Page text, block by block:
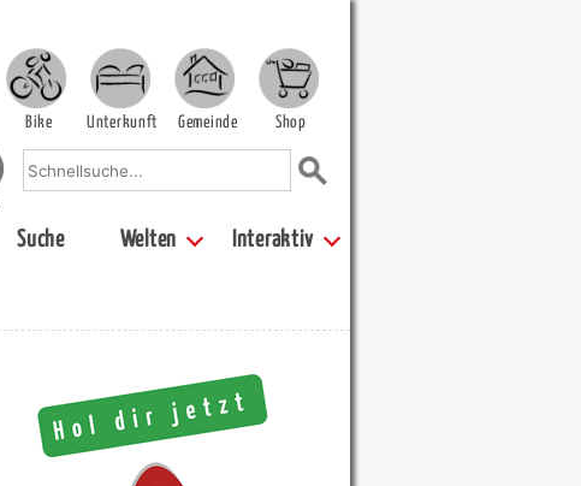
Bike Unterkunft Gemeinde Shop
Suche Welten Interaktiv